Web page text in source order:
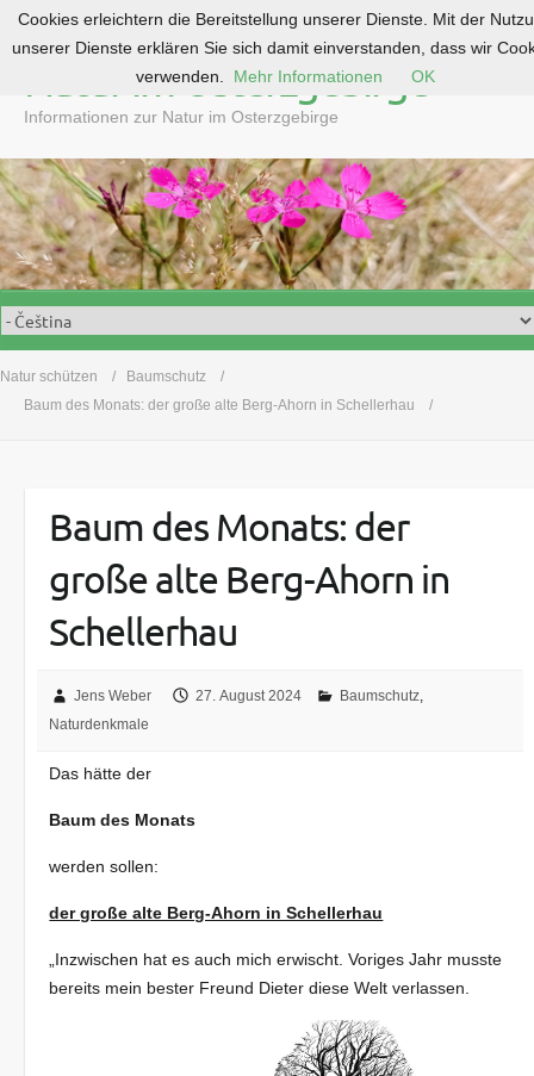
o
c
o
n
t
e
n
Natur im Osterzgebirge
Informationen zur Natur im Osterzgebirge
Natur schützen
Baumschutz
Baum des Monats: der große alte Berg-Ahorn in Schellerhau
Baum des Monats: der
große alte Berg-Ahorn in
Schellerhau
Jens Weber 27. August 2024 Baumschutz,
Naturdenkmale
Das hätte der
Baum des Monats
werden sollen:
der große alte Berg-Ahorn in Schellerhau
„Inzwischen hat es auch mich erwischt. Voriges Jahr musste
bereits mein bester Freund Dieter diese Welt verlassen.
Cookies erleichtern die Bereitstellung unserer Dienste. Mit der
unserer Dienste erklären Sie sich damit einverstanden, dass wir
verwenden.
Mehr Informationen OK